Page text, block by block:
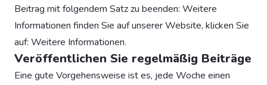
Beitrag mit folgendem Satz zu beenden: Weitere
Informationen finden Sie auf unserer Website, klicken Sie
auf: Weitere Informationen.
Veröffentlichen Sie regelmäßig Beiträge
Eine gute Vorgehensweise ist es, jede Woche einen